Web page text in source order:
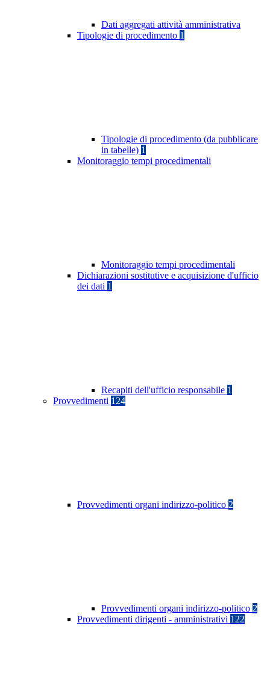
Dati aggregati attività amministrativa
Tipologie di procedimento 1
Tipologie di procedimento (da pubblicare
in tabelle) 1
Monitoraggio tempi procedimentali
Monitoraggio tempi procedimentali
Dichiarazioni sostitutive e acquisizione d'ufficio
dei dati 1
Recapiti dell'ufficio responsabile 1
Provvedimenti 124
Provvedimenti organi indirizzo-politico 2
Provvedimenti organi indirizzo-politico 2
Provvedimenti dirigenti - amministrativi 122